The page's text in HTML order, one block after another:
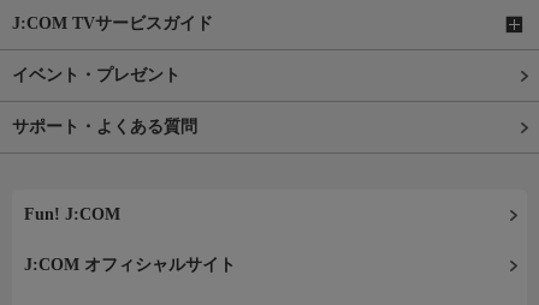
J:COM TVサービスガイド
イベント・プレゼント
サポート・よくある質問
Fun! J:COM
J:COM オフィシャルサイト